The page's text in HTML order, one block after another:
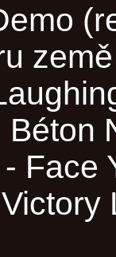
země
Face